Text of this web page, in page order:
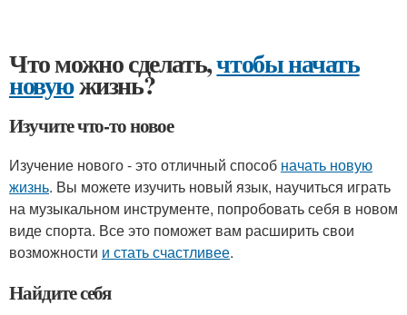
Что можно сделать,чтобы начать
новуюжизнь?
Изучите что-то новое
Изучение нового - это отличный способ начать новую
жизнь. Вы можете изучить новый язык, научиться играть
на музыкальном инструменте, попробовать себя в новом
виде спорта. Все это поможет вам расширить свои
возможности и стать счастливее.
Найдите себя